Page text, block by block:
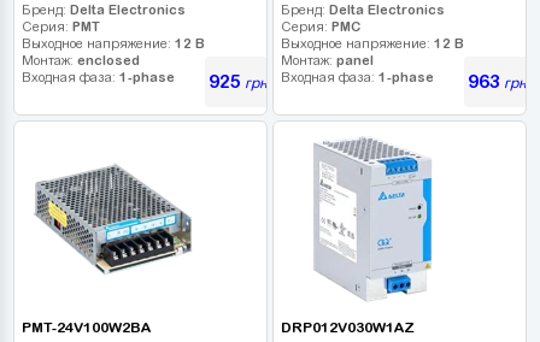
Бренд: Delta Electronics
Серия: PMT
Выходное напряжение: 12 В
Монтаж: enclosed
Входная фаза: 1-phase 925 грн
Бренд: Delta Electronics
Серия: PMC
Выходное напряжение: 12 В
Монтаж: panel
Входная фаза: 1-phase 963 грн
PMT-24V100W2BA DRP012V030W1AZ